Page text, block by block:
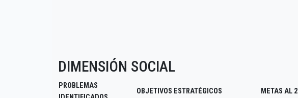
DIMENSIÓN SOCIAL
PROBLEMAS
OBJETIVOS ESTRATÉGICOS METAS AL